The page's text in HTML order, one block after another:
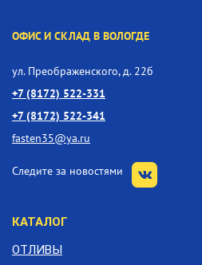
ОФИС И СКЛАД В ВОЛОГДЕ
ул. Преображенского, д. 22б
+7 (8172) 522-331
+7 (8172) 522-341
fasten35@ya.ru
Следите за новостями
КАТАЛОГ
ОТЛИВЫ